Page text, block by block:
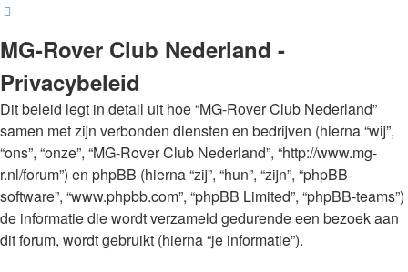
MG-Rover Club Nederland -
Privacybeleid
Dit beleid legt in detail uit hoe “MG-Rover Club Nederland”
samen met zijn verbonden diensten en bedrijven (hierna “wij”,
“ons”, “onze”, “MG-Rover Club Nederland”, “http://www.mg-
r.nl/forum”) en phpBB (hierna “zij”, “hun”, “zijn”, “phpBB-
software”, “www.phpbb.com”, “phpBB Limited”, “phpBB-teams”)
de informatie die wordt verzameld gedurende een bezoek aan
dit forum, wordt gebruikt (hierna “je informatie”).